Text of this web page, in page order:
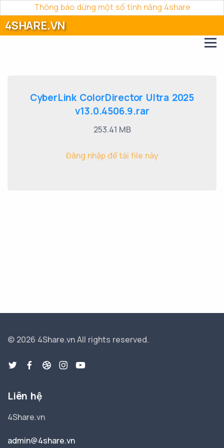
Thông báo dừng một số tính năng 4share
4SHARE.VN
CyberLink ColorDirector Ultra 2025
v13.0.4506.9.rar
253.41 MB
Đăng nhập để tải file này
© 2026 4Share.vnAll rights reserved.
Liên hệ
4Share.vn
admin@4share.vn